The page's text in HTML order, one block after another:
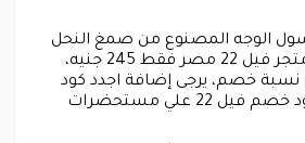
الوجه المصنوع من صمغ النحل
ماركة بيزيلين في متجر فيل 22 مصر فقط 245 جنيه،
خصم، يرجى إضافة اجدد كود
خصم Feel22 أو كود خصم فيل 22 علي مستحضرات